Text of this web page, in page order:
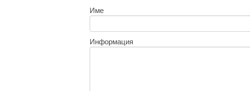
Име
Информация